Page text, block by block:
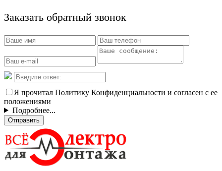
Заказать обратный звонок
Я прочитал Политику Конфиденциальности и согласен с ее
положениями
Подробнее...
Отправить